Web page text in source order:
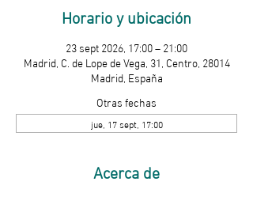
Horario y ubicación
23 sept 2026, 17:00 – 21:00
Madrid, C. de Lope de Vega, 31, Centro, 28014
Madrid, España
Otras fechas
jue, 17 sept, 17:00
Acerca de